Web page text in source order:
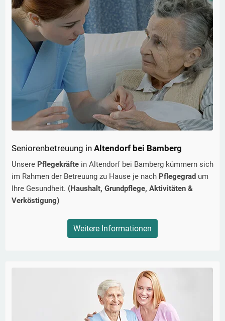
Seniorenbetreuung in Altendorf bei Bamberg
Unsere Pflegekräfte in Altendorf bei Bamberg kümmern sich
im Rahmen der Betreuung zu Hause je nach Pflegegrad um
Ihre Gesundheit. (Haushalt, Grundpflege, Aktivitäten &
Verköstigung)
Weitere Informationen